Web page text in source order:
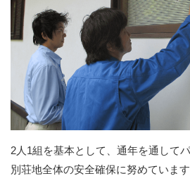
2人1組を基本として、通年を通して
別荘地全体の安全確保に努めていま